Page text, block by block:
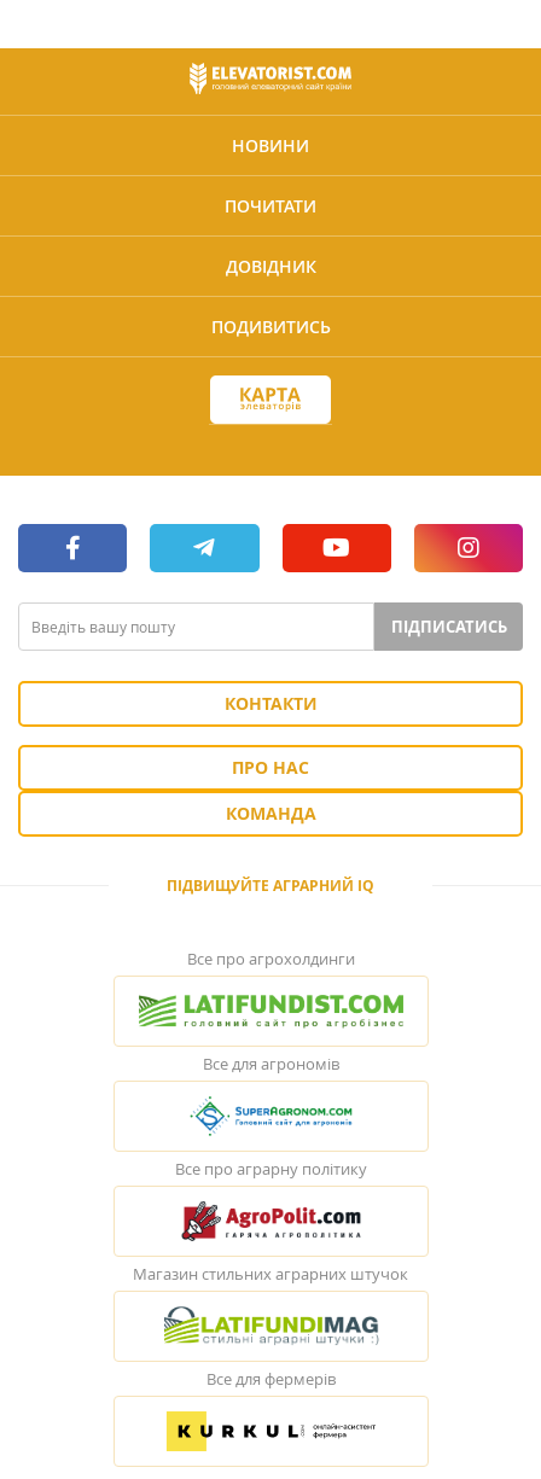
НОВИНИ
ПОЧИТАТИ
ДОВІДНИК
ПОДИВИТИСЬ
ПІДПИСАТИСЬ
КОНТАКТИ
ПРО НАС
КОМАНДА
ПІДВИЩУЙТЕ АГРАРНИЙ IQ
Все про агрохолдинги
Все для агрономів
Все про аграрну політику
Магазин стильних аграрних штучок
Все для фермерів